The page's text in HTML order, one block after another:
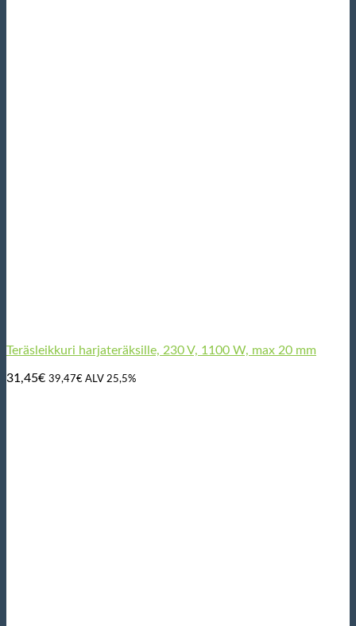
Teräsleikkuri harjateräksille, 230 V, 1100 W, max 20 mm
31,45€ 39,47€ ALV 25,5%